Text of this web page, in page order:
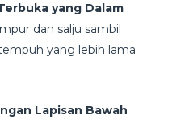
yang Dalam
dan salju sambil
yang lebih lama
Lapisan Bawah